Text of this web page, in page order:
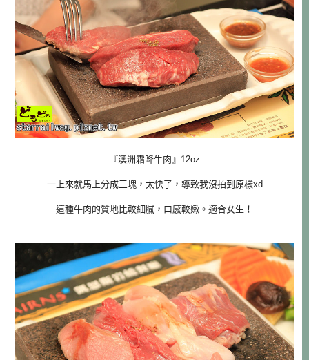
『澳洲霜降牛肉』12oz
一上來就馬上分成三塊，太快了，導致我沒拍到原樣xd
這種牛肉的質地比較細膩，口感較嫩。適合女生！